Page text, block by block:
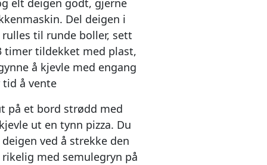
elt deigen godt, gjerne
Del deigen i
til runde boller, sett
timer tildekket med plast,
å kjevle med engang
tid å vente
på et bord strødd med
ut en tynn pizza. Du
ved å strekke den
med semulegryn på